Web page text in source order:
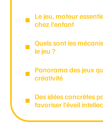
Le jeu, moteur
chez l’enfant
Quels sont les
le jeu ?
Panorama des jeux
créativité
Des idées concrètes
favoriser l’éveil